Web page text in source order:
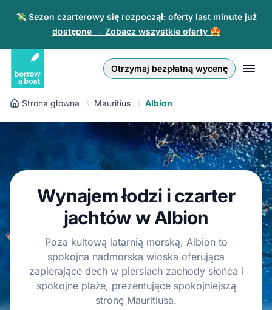
💸 Sezon czarterowy się rozpoczął: oferty last minute już
dostępne → Zobacz wszystkie oferty 🤩
Otrzymaj bezpłatną wycenę
Zaloguj się
Zarejestruj się
Dla partnerów
PLN
Euro
Złoty
English (UK)
Nederlands
Español
Polski
Strona główna Mauritius Albion
Wynajem łodzi i czarter
jachtów w Albion
Poza kultową latarnią morską, Albion to
spokojna nadmorska wioska oferująca
zapierające dech w piersiach zachody słońca i
spokojne plaże, prezentujące spokojniejszą
stronę Mauritiusa.